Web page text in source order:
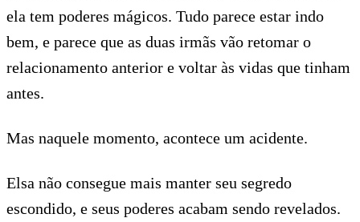
ela tem poderes mágicos. Tudo parece estar indo
bem, e parece que as duas irmãs vão retomar o
relacionamento anterior e voltar às vidas que tinham
antes.
Mas naquele momento, acontece um acidente.
Elsa não consegue mais manter seu segredo
escondido, e seus poderes acabam sendo revelados.